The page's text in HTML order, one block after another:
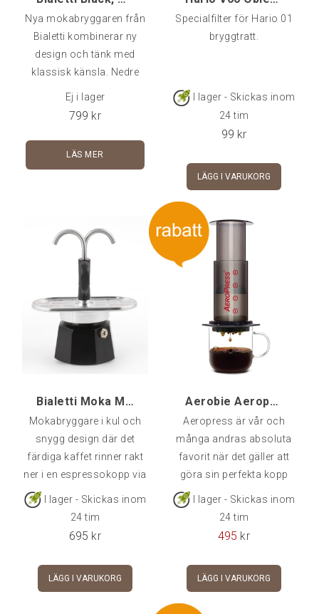
Nya mokabryggaren från
Bialetti kombinerar ny
design och tänk med
klassisk känsla. Nedre
behållaren samt ventilen
annat induktion. Den övre
behållaren är av
funktionen.
Ej i lager
799 kr
LÄS MER
Specialfilter för Hario 01
bryggtratt.
I lager - Skickas inom
24 tim
99 kr
LÄGG I VARUKORG
Bialetti Moka Mini Express Svart/Alu, 2-kopp
Mokabryggare i kul och
snygg design där det
färdiga kaffet rinner rakt
ner i en espressokopp via
en kran. 2-kopps med 2
espressokaffe vid behov.
I lager - Skickas inom
24 tim
695 kr
LÄGG I VARUKORG
Aerobie Aeropress
Aeropress är vår och
många andras absoluta
favorit när det gäller att
göra sin perfekta kopp
konstruktion möjliggör
grovmalet kokkaffe. Du
får här kontroll över alla
I lager - Skickas inom
24 tim
495 kr
LÄGG I VARUKORG